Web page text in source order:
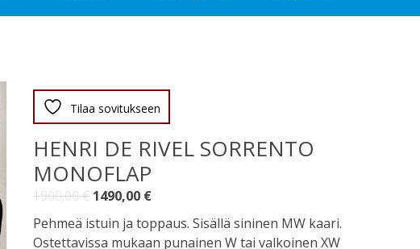
Tilaa sovitukseen
HENRI DE RIVEL SORRENTO
MONOFLAP
1900,00€ Alkuperäinen
hinta
oli:
1490,00 €Nykyinen
on:
Pehmeä istuin ja toppaus. Sisällä sininen MW kaari.
Ostettavissa mukaan punainen W tai valkoinen XW